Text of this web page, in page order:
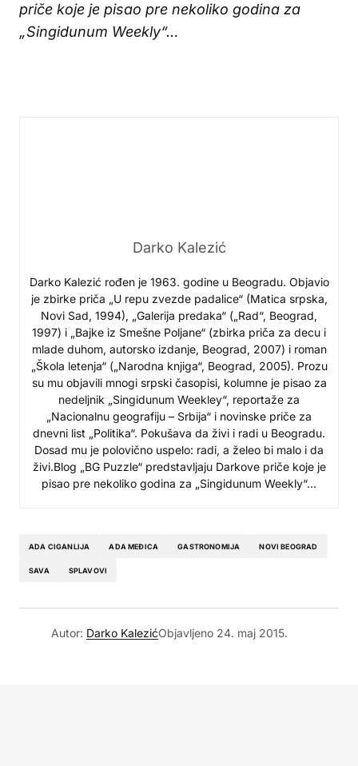
priče koje je pisao pre nekoliko godina za
„Singidunum Weekly“…
Darko Kalezić
Darko Kalezić rođen je 1963. godine u Beogradu. Objavio
je zbirke priča „U repu zvezde padalice“ (Matica srpska,
Novi Sad, 1994), „Galerija predaka“ („Rad“, Beograd,
1997) i „Bajke iz Smešne Poljane“ (zbirka priča za decu i
mlade duhom, autorsko izdanje, Beograd, 2007) i roman
„Škola letenja“ („Narodna knjiga“, Beograd, 2005). Prozu
su mu objavili mnogi srpski časopisi, kolumne je pisao za
nedeljnik „Singidunum Weekley“, reportaže za
„Nacionalnu geografiju – Srbija“ i novinske priče za
dnevni list „Politika“. Pokušava da živi i radi u Beogradu.
Dosad mu je polovično uspelo: radi, a želeo bi malo i da
živi.Blog „BG Puzzle“ predstavljaju Darkove priče koje je
pisao pre nekoliko godina za „Singidunum Weekly“…
ADA CIGANLIJA ADA MEĐICA GASTRONOMIJA NOVI BEOGRAD
SAVA SPLAVOVI
Autor: Darko KalezićObjavljeno 24. maj 2015.